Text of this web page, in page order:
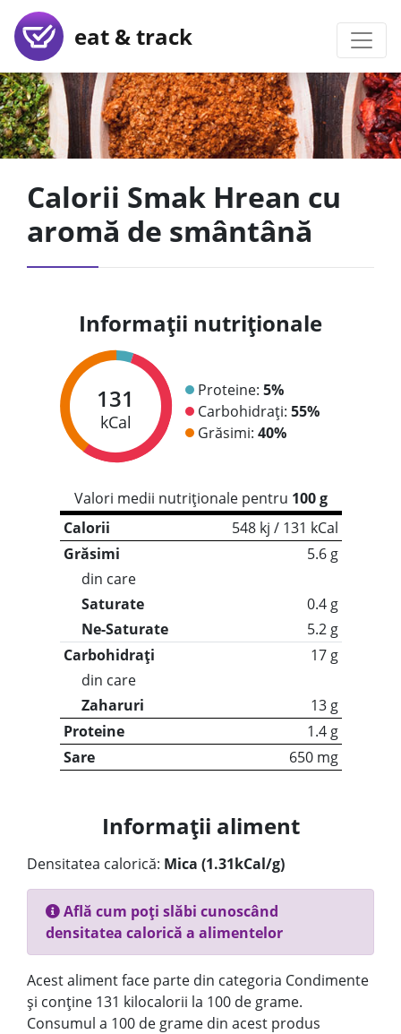
eat & track
Calorii Smak Hrean cu
aromă de smântână
Informații nutriționale
131
kCal
Proteine: 5%
Carbohidrați: 55%
Grăsimi: 40%
Valori medii nutriționale pentru 100 g
Calorii
548 kj / 131 kCal
Grăsimi
5.6 g
din care
Saturate
0.4 g
Ne-Saturate
5.2 g
Carbohidrați
17 g
din care
Zaharuri
13 g
Proteine
1.4 g
Sare
650 mg
Informații aliment
Densitatea calorică: Mica (1.31kCal/g)
Află cum poți slăbi cunoscând
densitatea calorică a alimentelor
Acest aliment face parte din categoria Condimente
și conține 131 kilocalorii la 100 de grame.
Consumul a 100 de grame din acest produs